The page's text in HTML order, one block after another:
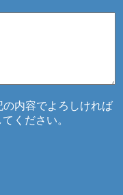
内容でよろしければ
ください。